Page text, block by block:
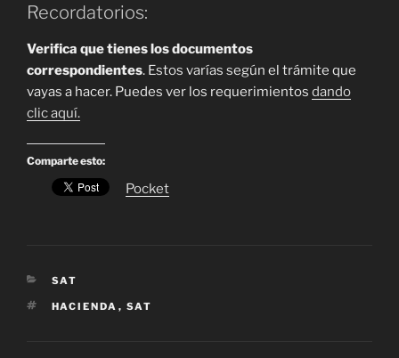
Recordatorios:
Verifica que tienes los documentos
correspondientes. Estos varías según el trámite que
vayas a hacer. Puedes ver los requerimientos dando
clic aquí.
Comparte esto:
Pocket
CATEGORÍAS
SAT
ETIQUETAS
HACIENDA , SAT